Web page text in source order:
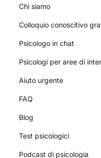
Chi siamo
Colloquio conoscitivo
Psicologo in chat
Psicologi per aree di
Aiuto urgente
FAQ
Blog
Test psicologici
Podcast di psicologia